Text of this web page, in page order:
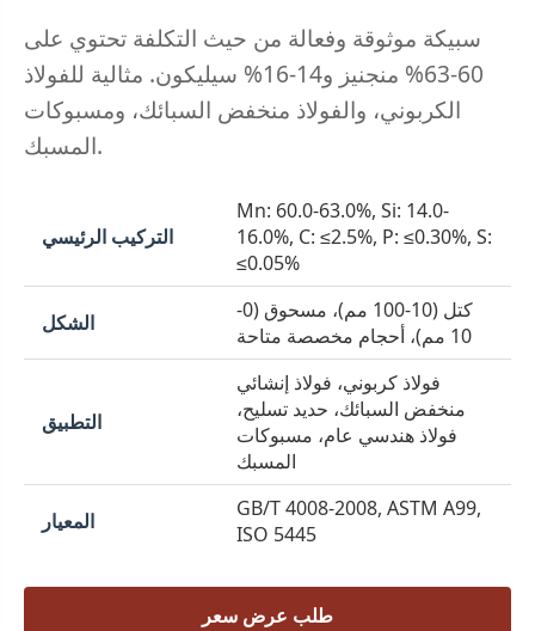
سبيكة موثوقة وفعالة من حيث التكلفة تحتوي على
60-63% منجنيز و14-16% سيليكون. مثالية للفولاذ
الكربوني، والفولاذ منخفض السبائك، ومسبوكات
المسبك.
التركيب الرئيسي
Mn: 60.0-63.0%, Si: 14.0-
16.0%, C: ≤2.5%, P: ≤0.30%, S:
≤0.05%
الشكل
كتل (10-100 مم)، مسحوق (0-
10 مم)، أحجام مخصصة متاحة
التطبيق
فولاذ كربوني، فولاذ إنشائي
منخفض السبائك، حديد تسليح،
فولاذ هندسي عام، مسبوكات
المسبك
المعيار
GB/T 4008-2008, ASTM A99,
ISO 5445
طلب عرض سعر